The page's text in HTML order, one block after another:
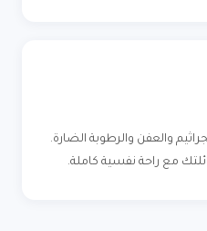
والعفن والرطوبة الضارة.
مع راحة نفسية كاملة.